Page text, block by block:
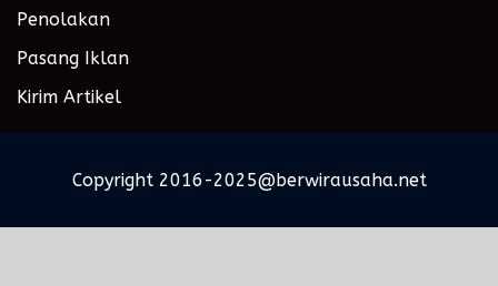
Penolakan
Pasang Iklan
Kirim Artikel
Copyright 2016-2025@berwirausaha.net